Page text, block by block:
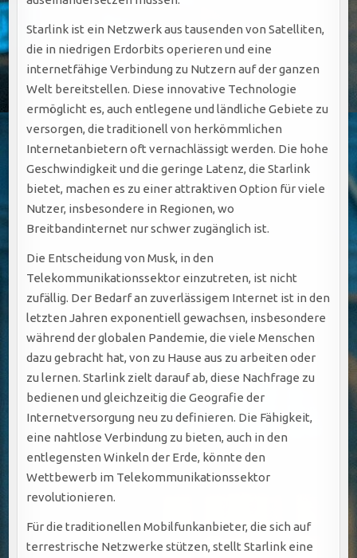
Starlink ist ein Netzwerk aus tausenden von Satelliten,
die in niedrigen Erdorbits operieren und eine
internetfähige Verbindung zu Nutzern auf der ganzen
Welt bereitstellen. Diese innovative Technologie
ermöglicht es, auch entlegene und ländliche Gebiete zu
versorgen, die traditionell von herkömmlichen
Internetanbietern oft vernachlässigt werden. Die hohe
Geschwindigkeit und die geringe Latenz, die Starlink
bietet, machen es zu einer attraktiven Option für viele
Nutzer, insbesondere in Regionen, wo
Breitbandinternet nur schwer zugänglich ist.
Die Entscheidung von Musk, in den
Telekommunikationssektor einzutreten, ist nicht
zufällig. Der Bedarf an zuverlässigem Internet ist in den
letzten Jahren exponentiell gewachsen, insbesondere
während der globalen Pandemie, die viele Menschen
dazu gebracht hat, von zu Hause aus zu arbeiten oder
zu lernen. Starlink zielt darauf ab, diese Nachfrage zu
bedienen und gleichzeitig die Geografie der
Internetversorgung neu zu definieren. Die Fähigkeit,
eine nahtlose Verbindung zu bieten, auch in den
entlegensten Winkeln der Erde, könnte den
Wettbewerb im Telekommunikationssektor
revolutionieren.
Für die traditionellen Mobilfunkanbieter, die sich auf
terrestrische Netzwerke stützen, stellt Starlink eine